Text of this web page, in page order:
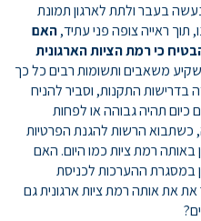
בעבר ולתת לארגון תמונת
ראייה צופה פני עתיד,האם
כי רמת הציות הארגונית
משאבים ותשומות רבים כל כך
התקנות, וסביר להניח
תהיה גבוהה או לפחות
הרשות להגנת הפרטיות
באותה רמת ציות כמו היום. האם
במסגרת ההערכות לכניסת
את אותה רמת ציות ארגונית גם